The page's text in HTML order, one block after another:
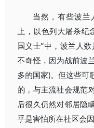
当然，有些波兰
上，以色列大屠杀纪
国义士”中，波兰人
不奇怪，因为战前波
多的国家)。但这些可
的，与主流社会规范
后很久仍然对邻居
乎是害怕所在社区会